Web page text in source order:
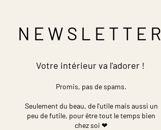
NEWSLETTER
Votre intérieur va l'adorer !
Promis, pas de spams.
Seulement du beau, de l'utile mais aussi un
peu de futile, pour être tout le temps bien
chez soi ❤